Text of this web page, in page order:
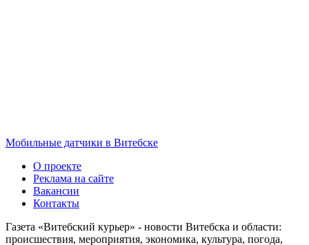
Мобильные датчики в Витебске
О проекте
Реклама на сайте
Вакансии
Контакты
Газета «Витебский курьер» - новости Витебска и области:
происшествия, мероприятия, экономика, культура, погода,